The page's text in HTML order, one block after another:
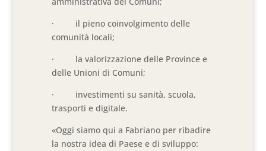
· il pieno coinvolgimento delle
comunità locali;
· la valorizzazione delle Province e
delle Unioni di Comuni;
· investimenti su sanità, scuola,
trasporti e digitale.
«Oggi siamo qui a Fabriano per ribadire
la nostra idea di Paese e di sviluppo: